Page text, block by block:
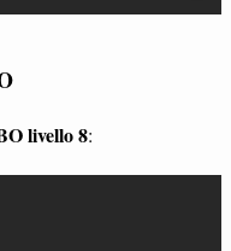
livello 8: